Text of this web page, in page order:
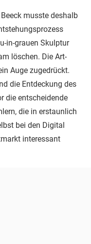
musste deshalb
in-grauen Skulptur
löschen. Die Art-
Auge zugedrückt.
die Entdeckung des
die entscheidende
die in erstaunlich
bei den Digital
interessant